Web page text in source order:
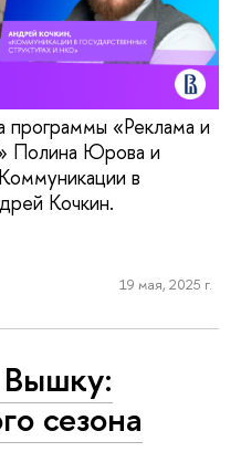
программы «Реклама и
Полина Юрова и
в
Кочкин.
19 мая, 2025 г.
сезона